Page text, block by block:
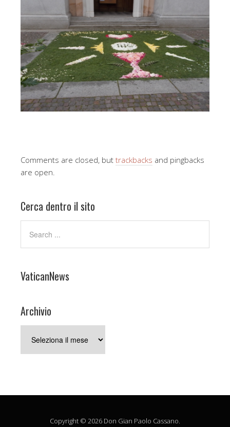
Comments are closed, but trackbacks and pingbacks
are open.
Cerca dentro il sito
VaticanNews
Archivio
Copyright © 2026 Don Gian Paolo Cassano.